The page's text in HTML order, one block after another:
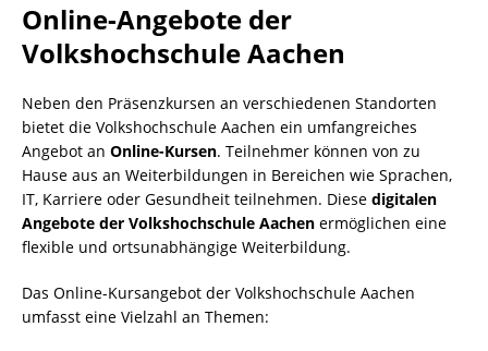
Online-Angebote der
Volkshochschule Aachen
Neben den Präsenzkursen an verschiedenen Standorten
bietet die Volkshochschule Aachen ein umfangreiches
Angebot an Online-Kursen. Teilnehmer können von zu
Hause aus an Weiterbildungen in Bereichen wie Sprachen,
IT, Karriere oder Gesundheit teilnehmen. Diese digitalen
Angebote der Volkshochschule Aachen ermöglichen eine
flexible und ortsunabhängige Weiterbildung.
Das Online-Kursangebot der Volkshochschule Aachen
umfasst eine Vielzahl an Themen: